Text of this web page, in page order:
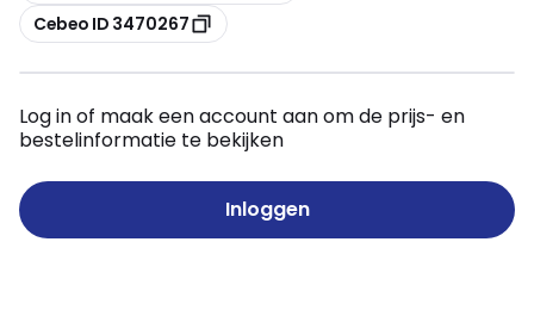
Kopiëren
Cebeo ID 3470267
Log in of maak een account aan om de prijs- en
bestelinformatie te bekijken
Inloggen